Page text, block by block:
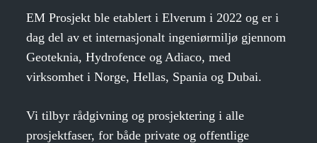
EM Prosjekt ble etablert i Elverum i 2022 og er i
dag del av et internasjonalt ingeniørmiljø gjennom
Geoteknia, Hydrofence og Adiaco, med
virksomhet i Norge, Hellas, Spania og Dubai.
Vi tilbyr rådgivning og prosjektering i alle
prosjektfaser, for både private og offentlige